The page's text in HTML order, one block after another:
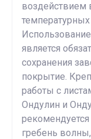
воздействием
является
сохранения
покрытие.
работы с
Ондулин и
рекомендуется
гребень